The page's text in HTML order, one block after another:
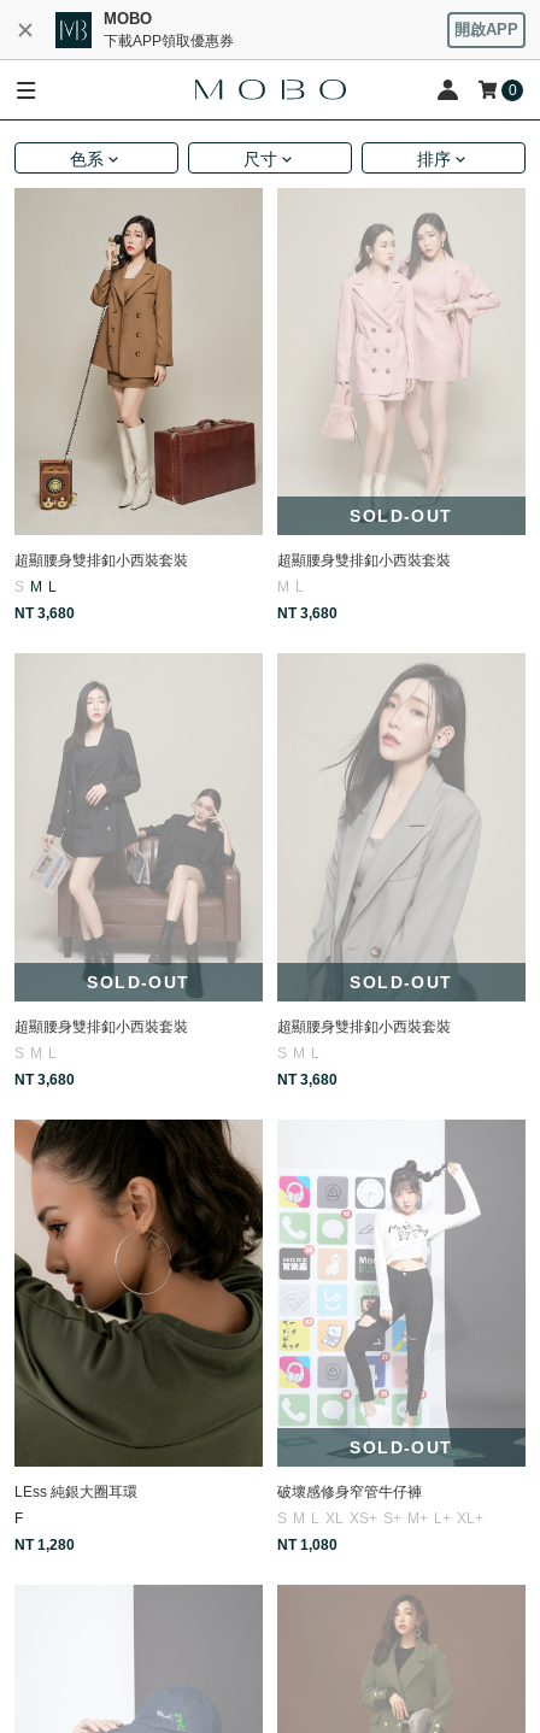
MOBO
下載APP領取優惠券
開啟APP
0
色系 尺寸 排序
超顯腰身雙排釦小西裝套裝
S M
L
NT 3,680
SOLD-OUT
超顯腰身雙排釦小西裝套裝
M
L
NT 3,680
SOLD-OUT
超顯腰身雙排釦小西裝套裝
S M L
NT 3,680
SOLD-OUT
超顯腰身雙排釦小西裝套裝
S M L
NT 3,680
LEss 純銀大圈耳環
F
NT 1,280
SOLD-OUT
破壞感修身窄管牛仔褲
S M L XL XS+ S+ M+ L+ XL+
NT 1,080